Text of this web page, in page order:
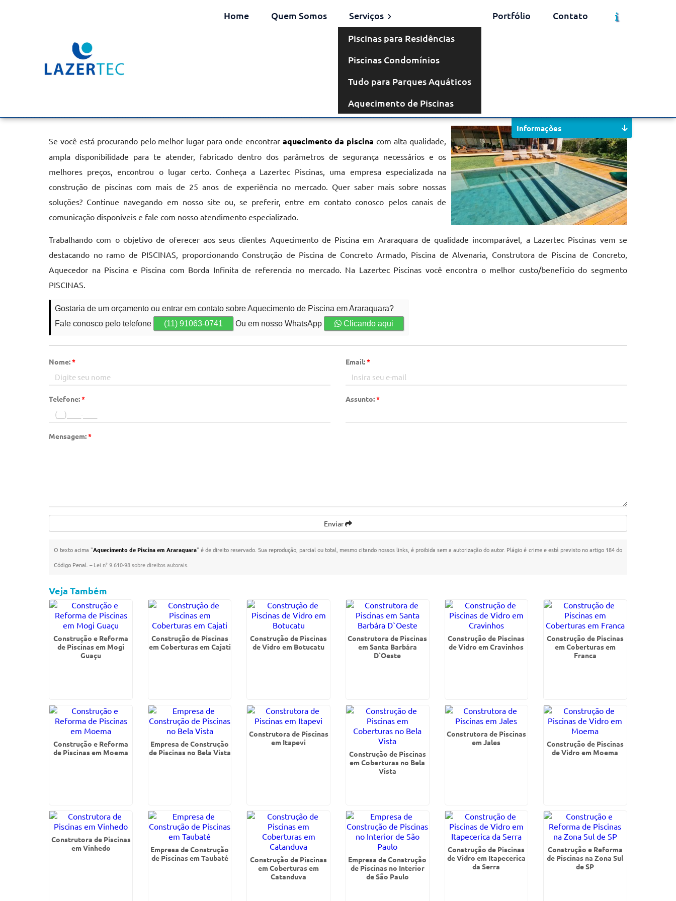
Home Quem Somos
Serviços
Piscinas para Residências
Piscinas Condomínios
Tudo para Parques Aquáticos
Aquecimento de Piscinas
Portfólio Contato
Aquecimento de Piscina em
Solicite um Orçamento
Se você está procurando pelo melhor lugar para onde encontrar aquecimento da piscina com alta qualidade,
ampla disponibilidade para te atender, fabricado dentro dos parâmetros de segurança necessários e os
melhores preços, encontrou o lugar certo. Conheça a Lazertec Piscinas, uma empresa especializada na
construção de piscinas com mais de 25 anos de experiência no mercado. Quer saber mais sobre nossas
soluções? Continue navegando em nosso site ou, se preferir, entre em contato conosco pelos canais de
comunicação disponíveis e fale com nosso atendimento especializado.
Trabalhando com o objetivo de oferecer aos seus clientes Aquecimento de Piscina em Araraquara de qualidade incomparável, a Lazertec Piscinas vem se
destacando no ramo de PISCINAS, proporcionando Construção de Piscina de Concreto Armado, Piscina de Alvenaria, Construtora de Piscina de Concreto,
Aquecedor na Piscina e Piscina com Borda Infinita de referencia no mercado. Na Lazertec Piscinas você encontra o melhor custo/benefício do segmento
PISCINAS.
Gostaria de um orçamento ou entrar em contato sobre Aquecimento de Piscina em Araraquara?
Fale conosco pelo telefone
(11) 91063-0741 Ou em nosso WhatsApp Clicando aqui
Nome:* Email:*
Telefone:* Assunto:*
Mensagem:*
Enviar
O texto acima "Aquecimento de Piscina em Araraquara" é de direito reservado. Sua reprodução, parcial ou total, mesmo citando nossos links, é proibida sem a autorização do autor. Plágio é crime e está previsto no artigo 184 do
Código Penal. –Lei n° 9.610-98 sobre direitos autorais
Informações
Veja Também
Construção e Reforma
de Piscinas em Mogi
Guaçu
Construção de Piscinas
em Coberturas em Cajati
Construção de Piscinas
de Vidro em Botucatu
Construtora de Piscinas
em Santa Barbára
D`Oeste
Construção de Piscinas
de Vidro em Cravinhos
Construção de Piscinas
em Coberturas em
Franca
Construção e Reforma
de Piscinas em Moema
Empresa de Construção
de Piscinas no Bela Vista
Construtora de Piscinas
em Itapevi
Construção de Piscinas
em Coberturas no Bela
Vista
Construtora de Piscinas
em Jales
Construção de Piscinas
de Vidro em Moema
Construtora de Piscinas
em Vinhedo
Empresa de Construção
de Piscinas em Taubaté
Construção de Piscinas
em Coberturas em
Catanduva
Empresa de Construção
de Piscinas no Interior
de São Paulo
Construção de Piscinas
de Vidro em Itapecerica
da Serra
Construção e Reforma
de Piscinas na Zona Sul
de SP